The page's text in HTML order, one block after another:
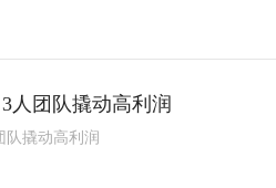
人团队撬动高利润
队撬动高利润